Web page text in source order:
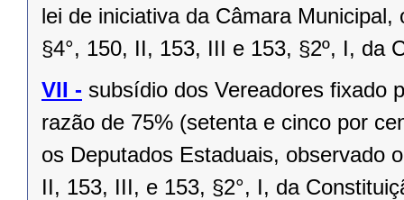
lei de iniciativa da Câmara
§4°, 150, II, 153, III e 153, §2º, I, da
VII - subsídio dos Vereadores fixado
razão de 75% (setenta e cinco por
os Deputados Estaduais, observado
II, 153, III, e 153, §2°, I, da